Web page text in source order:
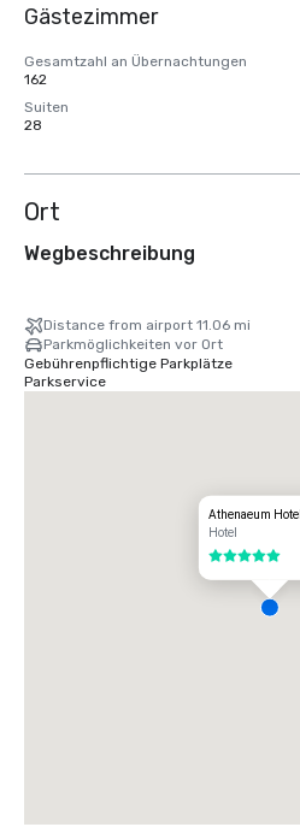
Gästezimmer
Gesamtzahl an Übernachtungen
162
Suiten
28
Ort
Wegbeschreibung
Distance from airport 11.06 mi
Parkmöglichkeiten vor Ort
Gebührenpflichtige Parkplätze
Parkservice
Athenaeum Hotel
Hotel
5 von 5